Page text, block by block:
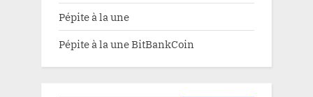
Pépite à la une
Pépite à la une BitBankCoin